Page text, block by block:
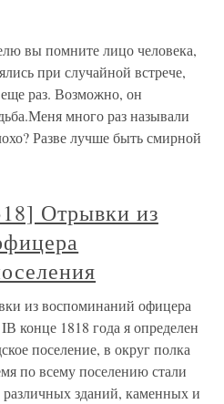
вы помните лицо человека,
при случайной встрече,
раз. Возможно, он
много раз называли
Разве лучше быть смирной
Отрывки из
из воспоминаний офицера
конце 1818 года я определен
поселение, в округ полка
по всему поселению стали
различных зданий, каменных и